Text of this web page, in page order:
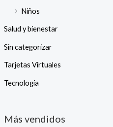
Niños
Salud y bienestar
Sin categorizar
Tarjetas Virtuales
Tecnología
Más vendidos